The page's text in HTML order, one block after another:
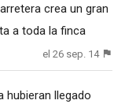
crea un gran
a toda la finca
el 26 sep. 14
hubieran llegado